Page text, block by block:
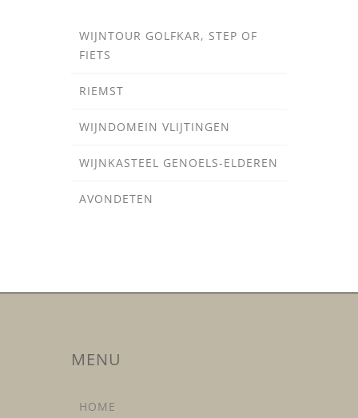
WIJNTOUR GOLFKAR, STEP OF
FIETS
RIEMST
WIJNDOMEIN VLIJTINGEN
WIJNKASTEEL GENOELS-ELDEREN
AVONDETEN
MENU
HOME